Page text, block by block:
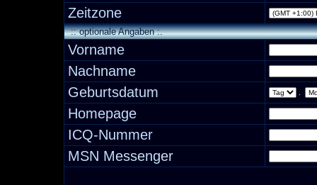
Zeitzone
:: optionale Angaben :.
Vorname
Nachname
Geburtsdatum
Homepage
ICQ-Nummer
MSN Messenger